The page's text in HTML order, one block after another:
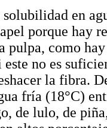
en
porque hay
pulpa, como
no es
la fibra.
fría (18°C)
de lulo, de